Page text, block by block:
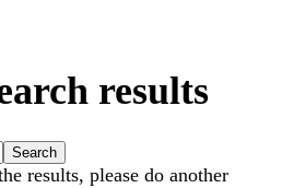
results
results, please do another